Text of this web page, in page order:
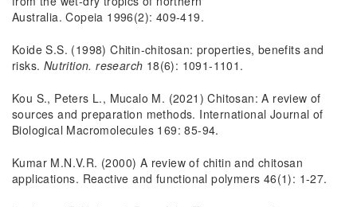
Australia. Copeia 1996(2): 409-419.
Koide S.S. (1998) Chitin-chitosan: properties, benefits and
risks. Nutrition. research 18(6): 1091-1101.
Kou S., Peters L., Mucalo M. (2021) Chitosan: A review of
sources and preparation methods. International Journal of
Biological Macromolecules 169: 85-94.
Kumar M.N.V.R. (2000) A review of chitin and chitosan
applications. Reactive and functional polymers 46(1): 1-27.